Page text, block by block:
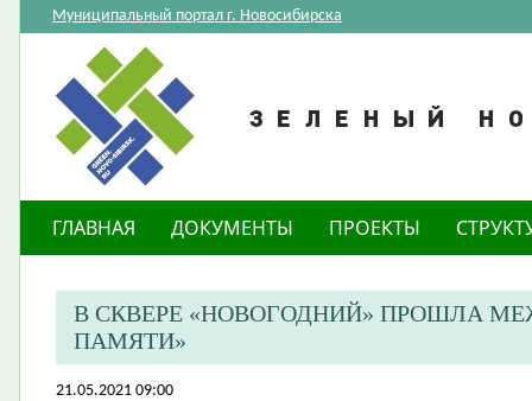
Муниципальный портал г. Новосибирска
ГЛАВНАЯ ДОКУМЕНТЫ ПРОЕКТЫ
В СКВЕРЕ «НОВОГОДНИЙ» ПРОШЛА
ПАМЯТИ»
21.05.2021 09:00